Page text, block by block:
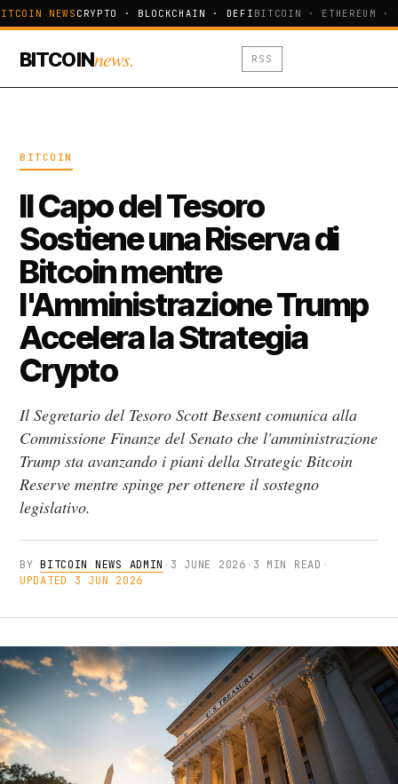
NEWSCRYPTO · BLOCKCHAIN · DEFIBITCOIN · ETHEREUM ·
BITCOINnews. RSS
BITCOIN
Il Capo del Tesoro
Sostiene una Riserva di
Bitcoin mentre
l'Amministrazione Trump
Accelera la Strategia
Crypto
Il Segretario del Tesoro Scott Bessent comunica alla
Commissione Finanze del Senato che l'amministrazione
Trump sta avanzando i piani della Strategic Bitcoin
Reserve mentre spinge per ottenere il sostegno
legislativo.
BYBITCOIN NEWS ADMIN · 3 JUNE 2026 · 3 MIN READ ·
UPDATED 3 JUN 2026